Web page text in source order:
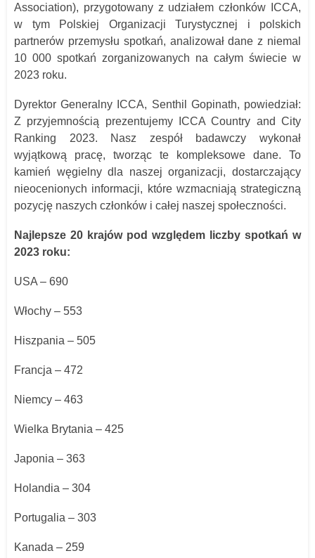
Association), przygotowany z udziałem członków ICCA,
w tym Polskiej Organizacji Turystycznej i polskich
partnerów przemysłu spotkań, analizował dane z niemal
10 000 spotkań zorganizowanych na całym świecie w
2023 roku.
Dyrektor Generalny ICCA, Senthil Gopinath, powiedział:
Z przyjemnością prezentujemy ICCA Country and City
Ranking 2023. Nasz zespół badawczy wykonał
wyjątkową pracę, tworząc te kompleksowe dane. To
kamień węgielny dla naszej organizacji, dostarczający
nieocenionych informacji, które wzmacniają strategiczną
pozycję naszych członków i całej naszej społeczności.
Najlepsze 20 krajów pod względem liczby spotkań w
2023 roku:
USA – 690
Włochy – 553
Hiszpania – 505
Francja – 472
Niemcy – 463
Wielka Brytania – 425
Japonia – 363
Holandia – 304
Portugalia – 303
Kanada – 259